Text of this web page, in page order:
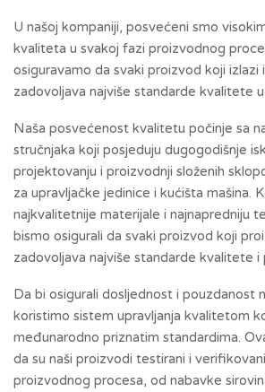
U našoj kompaniji, posvećeni smo
kvaliteta u svakoj fazi proizvodnog
osiguravamo da svaki proizvod koji izlazi
zadovoljava najviše standarde kvalitete
Naša posvećenost kvalitetu počinje sa
stručnjaka koji posjeduju dugogodišnje
projektovanju i proizvodnji složenih
za upravljačke jedinice i kućišta mašina.
najkvalitetnije materijale i najnapredniju
bismo osigurali da svaki proizvod koji
zadovoljava najviše standarde kvalitete i
Da bi osigurali dosljednost i pouzdanost
koristimo sistem upravljanja kvalitetom
međunarodno priznatim standardima.
da su naši proizvodi testirani i
proizvodnog procesa, od nabavke